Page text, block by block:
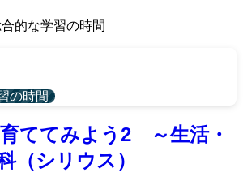
的な学習の時間
の時間
ててみよう2 ～生活・
（シリウス）